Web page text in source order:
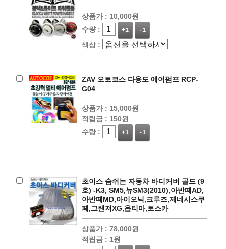
상품가 : 10,000원
수량 :
+1 -1
색상 :
ZAV 오토코스 다용도 에어펌프 RCP-
G04
상품가 : 15,000원
적립금 : 150원
수량 :
+1 -1
초이스 숨쉬는 자동차 바디커버 골드 (9
호) -K3, SM5,뉴SM3(2010),아반떼AD,
아반떼MD,아이오닉,크루즈,제네시스쿠
페,그랜져XG,옵티마,토스카
상품가 : 78,000원
적립금 : 1원